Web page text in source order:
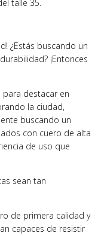
talle 35.
¿Estás buscando un
¡Entonces
destacar en
la ciudad,
buscando un
con cuero de alta
de uso que
sean tan
de primera calidad y
capaces de resistir